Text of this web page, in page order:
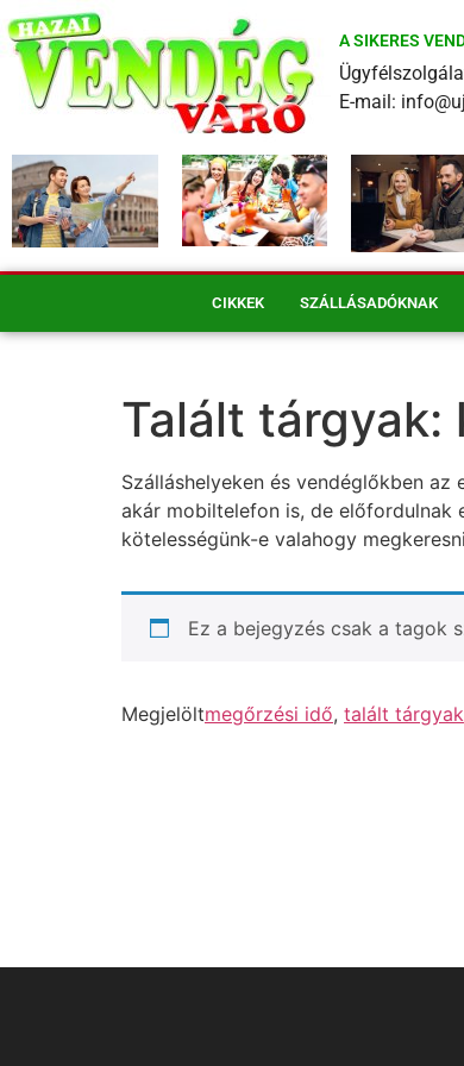
A SIKERES
E-mail:
CIKKEK SZÁLLÁSADÓKNAK
Talált
Szálláshelyeken és vendéglőkben
akár mobiltelefon is, de előfordulnak
kötelességünk-e valahogy
Ez a bejegyzés csak a tagok
Megjelöltmegőrzési idő, talált tárgyak